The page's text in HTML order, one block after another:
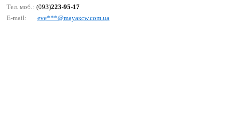
Тел. моб.: (093)223-95-17
E-mail:
еvе***@mаyаксw.соm.uа